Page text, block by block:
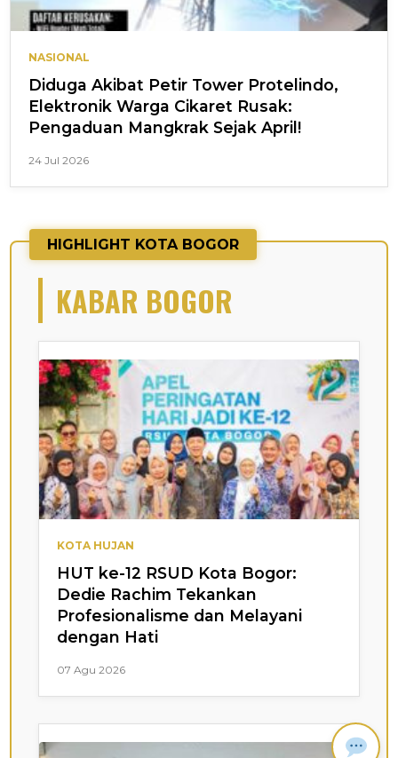
NASIONAL
Diduga Akibat Petir Tower Protelindo,
Elektronik Warga Cikaret Rusak:
Pengaduan Mangkrak Sejak April!
24 Jul 2026
HIGHLIGHT KOTA BOGOR
KABAR BOGOR
KOTA HUJAN
HUT ke-12 RSUD Kota Bogor:
Dedie Rachim Tekankan
Profesionalisme dan Melayani
dengan Hati
07 Agu 2026